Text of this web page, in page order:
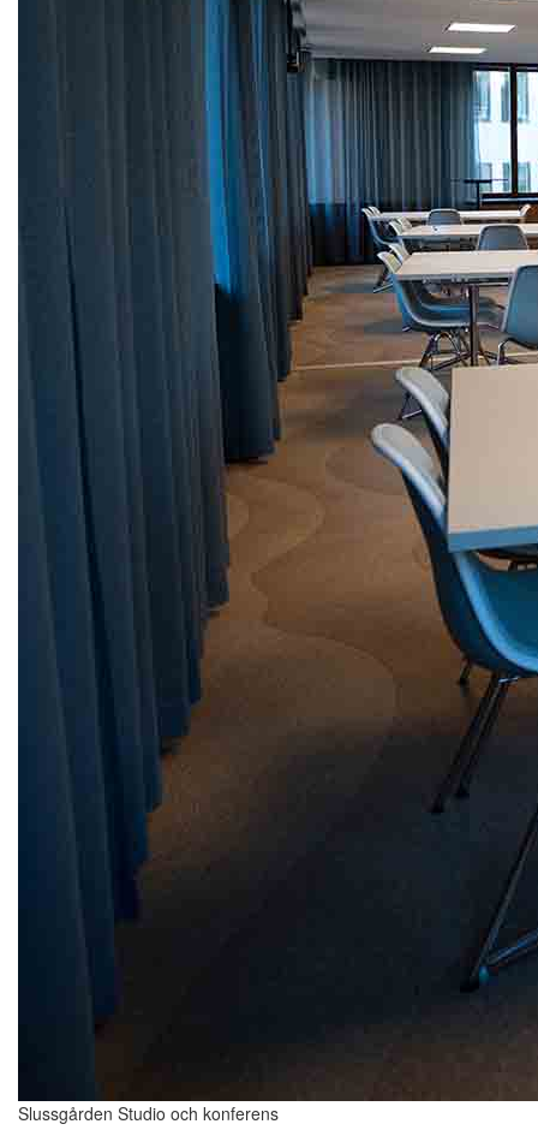
Slussgården Studio och konferens